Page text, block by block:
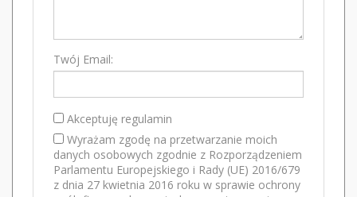
Twój Email:
Akceptuję regulamin
Wyrażam zgodę na przetwarzanie moich
danych osobowych zgodnie z Rozporządzeniem
Parlamentu Europejskiego i Rady (UE) 2016/679
z dnia 27 kwietnia 2016 roku w sprawie ochrony